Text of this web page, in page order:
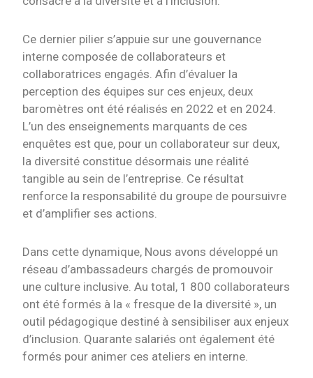
Ce dernier pilier s’appuie sur une gouvernance
interne composée de collaborateurs et
collaboratrices engagés. Afin d’évaluer la
perception des équipes sur ces enjeux, deux
baromètres ont été réalisés en 2022 et en 2024.
L’un des enseignements marquants de ces
enquêtes est que, pour un collaborateur sur deux,
la diversité constitue désormais une réalité
tangible au sein de l’entreprise. Ce résultat
renforce la responsabilité du groupe de poursuivre
et d’amplifier ses actions.
Dans cette dynamique, Nous avons développé un
réseau d’ambassadeurs chargés de promouvoir
une culture inclusive. Au total, 1 800 collaborateurs
ont été formés à la « fresque de la diversité », un
outil pédagogique destiné à sensibiliser aux enjeux
d’inclusion. Quarante salariés ont également été
formés pour animer ces ateliers en interne.